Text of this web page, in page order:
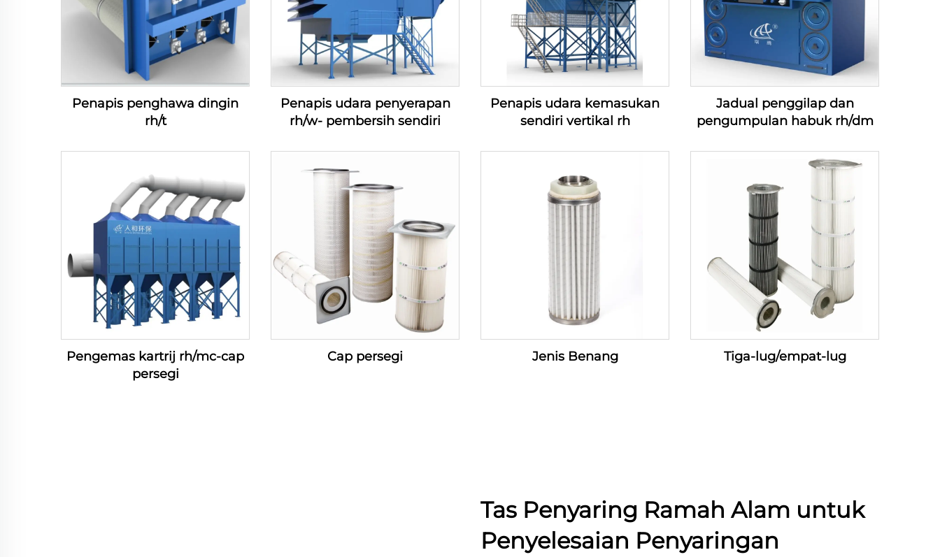
Penapis penghawa dingin
rh/t
Penapis udara penyerapan
rh/w- pembersih sendiri
Penapis udara kemasukan
sendiri vertikal rh
Jadual penggilap dan
pengumpulan habuk rh/dm
Pengemas kartrij rh/mc-cap
persegi
Cap persegi Jenis Benang Tiga-lug/empat-lug
Tas Penyaring Ramah Alam untuk
Penyelesaian Penyaringan